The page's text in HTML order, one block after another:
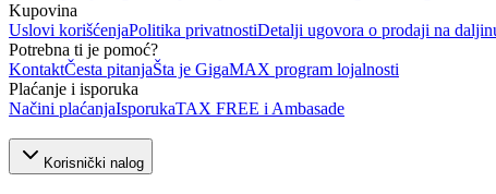
Kupovina
Uslovi korišćenjaPolitika privatnostiDetalji ugovora o prodaji na
Potrebna ti je pomoć?
KontaktČesta pitanjaŠta je GigaMAX program lojalnosti
Plaćanje i isporuka
Načini plaćanjaIsporukaTAX FREE i Ambasade
Korisnički nalog